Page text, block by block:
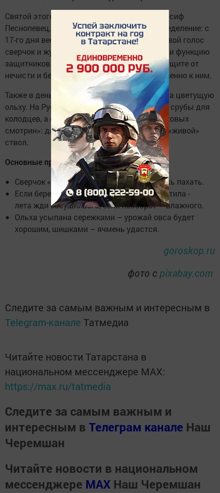
Святой этого дня в народном календаре, Иосиф
Песнопевец, оправдывает собственное определение: с
17-го дня весеннего месяца №2 подавали свой голос
сверчок и журавль. Последним приписывали функцию
защитников от зла, а потому с мольбой о защите от
нечисти и бесовских ветров обращались именно к ним.
Также в день этот было принято смотреть на цветущую
ольху. На Руси из нее всегда изготавливали срубы для
колодцев, а сегодня наступал момент «ольховых
смотрин»: для колодца искали непременно «живой»
ствол.
Основные приметы:
Сверчок «затрещал» – надо поле под рожь пахать.
Если береза листья раньше ольхи распустила -
лета жди засушливого, если наоборот – влажного.
Ольха усыпана сережками – урожай овса будет
хорошим, шишками – ячмень удастся.
goroskop.ru
фото сpixabay.com
Следите за самым важным и интересным в
Telegram-канале Татмедиа
Читайте новости Татарстана в
национальном мессенджере MАХ:
https://max.ru/tatmedia
Следите за самым важным и
интересным в Телеграм канале Наш
Черемшан
Читайте новости в национальном
мессенджере MАХ Наш Черемшан